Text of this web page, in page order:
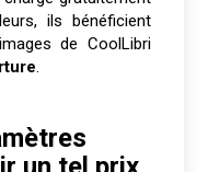
ils bénéficient
de CoolLibri
.